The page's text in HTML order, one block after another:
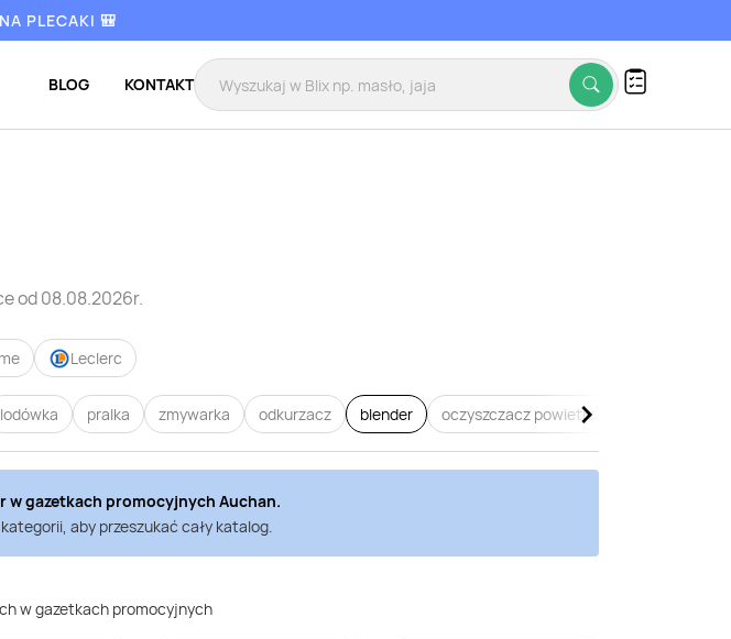
PLECAKI 🎒
BLOG KONTAKT
od 08.08.2026r.
Leclerc
lodówka pralka zmywarka odkurzacz blender oczyszczacz powietrza
w gazetkach promocyjnych Auchan.
aby przeszukać cały katalog.
w gazetkach promocyjnych